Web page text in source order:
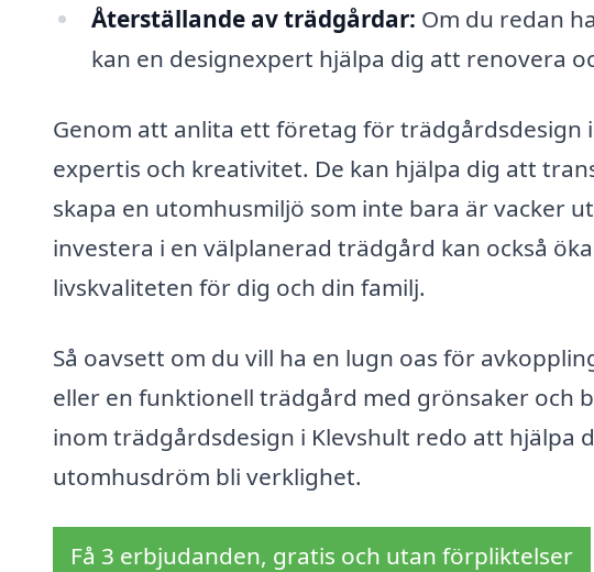
Återställande av trädgårdar: Om du redan
kan en designexpert hjälpa dig att renovera
Genom att anlita ett företag för trädgårdsdesign
expertis och kreativitet. De kan hjälpa dig att
skapa en utomhusmiljö som inte bara är vacker
investera i en välplanerad trädgård kan också
livskvaliteten för dig och din familj.
Så oavsett om du vill ha en lugn oas för
eller en funktionell trädgård med grönsaker och
inom trädgårdsdesign i Klevshult redo att hjälpa
utomhusdröm bli verklighet.
Få 3 erbjudanden, gratis och utan förpliktelser